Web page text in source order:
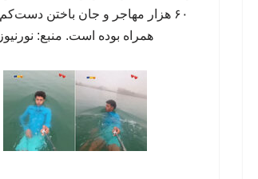
همراه بوده است. منبع: نورنیوز